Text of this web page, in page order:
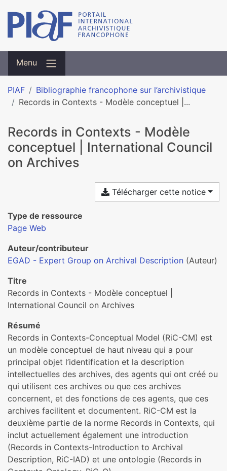
Menu
PIAF
Bibliographie francophone sur l’archivistique
Records in Contexts - Modèle conceptuel |...
Records in Contexts - Modèle
conceptuel | International Council
on Archives
Télécharger cette notice
Type de ressource
Page Web
Auteur/contributeur
EGAD - Expert Group on Archival Description (Auteur)
Titre
Records in Contexts - Modèle conceptuel |
International Council on Archives
Résumé
Records in Contexts-Conceptual Model (RiC-CM) est
un modèle conceptuel de haut niveau qui a pour
principal objet l’identification et la description
intellectuelles des archives, des agents qui ont créé ou
qui utilisent ces archives ou que ces archives
concernent, et des fonctions de ces agents, que ces
archives facilitent et documentent. RiC-CM est la
deuxième partie de la norme Records in Contexts, qui
inclut actuellement également une introduction
(Records in Contexts-Introduction to Archival
Description, RiC-IAD) et une ontologie (Records in